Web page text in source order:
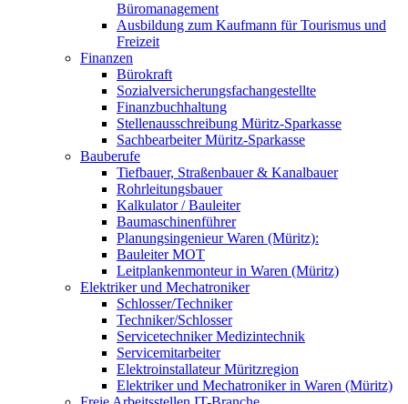
Büromanagement
Ausbildung zum Kaufmann für Tourismus und
Freizeit
Finanzen
Bürokraft
Sozialversicherungsfachangestellte
Finanzbuchhaltung
Stellenausschreibung Müritz-Sparkasse
Sachbearbeiter Müritz-Sparkasse
Bauberufe
Tiefbauer, Straßenbauer & Kanalbauer
Rohrleitungsbauer
Kalkulator / Bauleiter
Baumaschinenführer
Planungsingenieur Waren (Müritz):
Bauleiter MOT
Leitplankenmonteur in Waren (Müritz)
Elektriker und Mechatroniker
Schlosser/Techniker
Techniker/Schlosser
Servicetechniker Medizintechnik
Servicemitarbeiter
Elektroinstallateur Müritzregion
Elektriker und Mechatroniker in Waren (Müritz)